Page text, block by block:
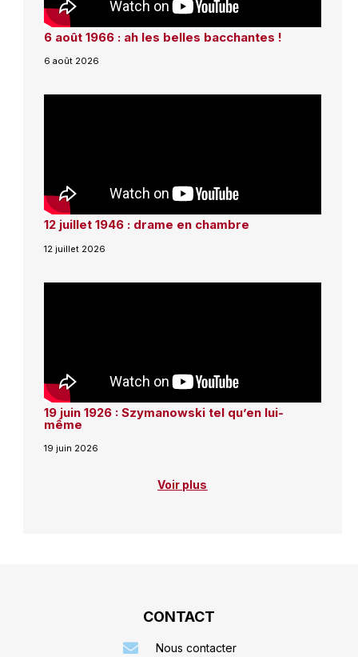
6 août 1966 : ah les belles bacchantes !
6 août 2026
12 juillet 1946 : drame en chambre
12 juillet 2026
19 juin 1926 : Szymanowski tel qu’en lui-
même
19 juin 2026
Voir plus
CONTACT
Nous contacter